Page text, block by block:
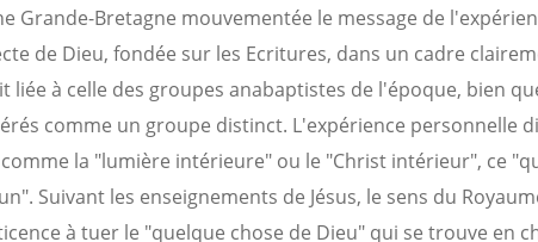
Grande-Bretagne mouvementée le message de
de Dieu, fondée sur les Ecritures, dans un cadre
liée à celle des groupes anabaptistes de l'époque, bien
comme un groupe distinct. L'expérience personnelle
la "lumière intérieure" ou le "Christ intérieur", ce
Suivant les enseignements de Jésus, le sens du
à tuer le "quelque chose de Dieu" qui se trouve en